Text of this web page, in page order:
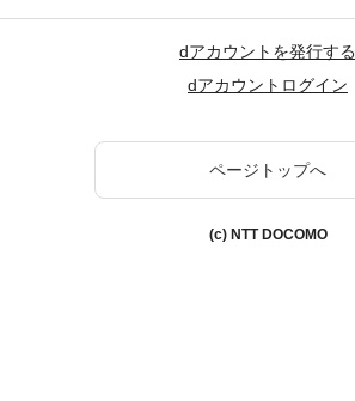
dアカウントを発行する
dアカウントログイン
ページトップへ
(c) NTT DOCOMO